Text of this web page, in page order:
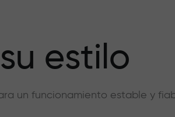
estilo
un funcionamiento estable y